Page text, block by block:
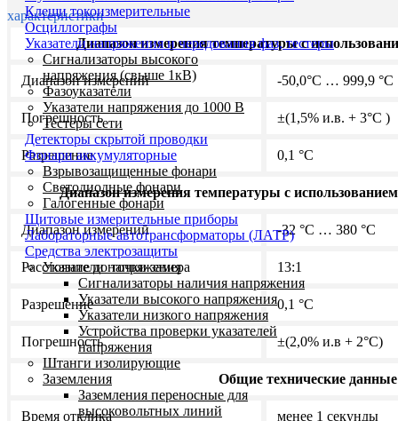
Клещи токоизмерительные
Осциллографы
Указатели напряжения и чередования фаз, тестеры
Сигнализаторы высокого
напряжения (свыше 1кВ)
Фазоуказатели
Указатели напряжения до 1000 В
Тестеры сети
Детекторы скрытой проводки
Фонари аккумуляторные
Взрывозащищенные фонари
Светодиодные фонари
Галогенные фонари
Щитовые измерительные приборы
Лабораторные автотрансформаторы (ЛАТР)
Средства электрозащиты
Указатели напряжения
Сигнализаторы наличия напряжения
Указатели высокого напряжения
Указатели низкого напряжения
Устройства проверки указателей
напряжения
Штанги изолирующие
Заземления
Заземления переносные для
высоковольтных линий
характеристики
Диапазон измерения температуры с
Диапазон измерений -50,0°C … 999,9 °C
Погрешность ±(1,5% и.в. + 3°C )
Разрешение 0,1 °C
Диапазон измерения температуры с
Диапазон измерений -32 °C … 380 °C
Расстояние до точки замера 13:1
Разрешение 0,1 °C
Погрешность ±(2,0% и.в + 2°C)
Общие технические данные
Время отклика менее 1 секунды